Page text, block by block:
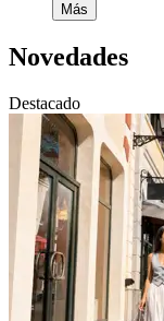
Más
Novedades
Destacado